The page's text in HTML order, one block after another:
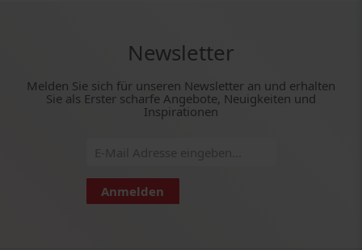
Newsletter
Melden Sie sich für unseren Newsletter an und erhalten
Sie als Erster scharfe Angebote, Neuigkeiten und
Inspirationen
Anmelden